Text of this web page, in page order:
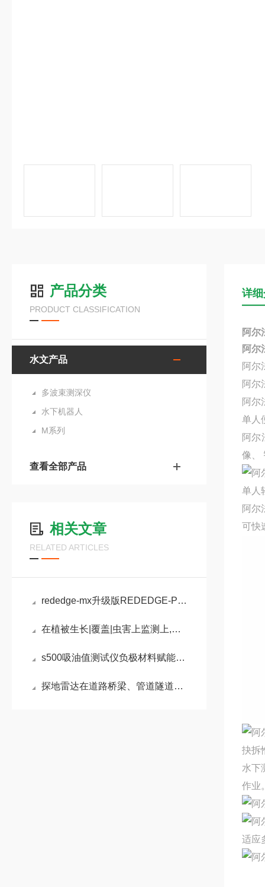
产品分类
PRODUCT CLASSIFICATION
水文产品
多波束测深仪
水下机器人
M系列
查看全部产品
相关文章
RELATED ARTICLES
rededge-mx升级版REDEDGE-P多光谱相机介绍
在植被生长|覆盖|虫害上监测上,多光谱相机的作用更多明显了
s500吸油值测试仪负极材料赋能锂电产业品质管控
探地雷达在道路桥梁、管道隧道、市政管线等行业的运用
详
阿尔
阿尔
阿尔
阿尔
阿尔
单人
阿尔
像、
单人
阿尔
可快
抉拆
水下
作业
适应